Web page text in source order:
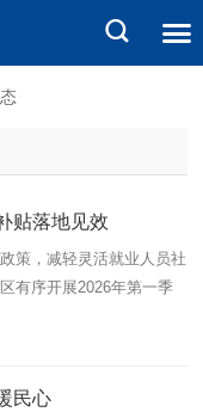
贴落地见效
策，减轻灵活就业人员社
有序开展2026年第一季
工作，以贴心服务打通民
民心